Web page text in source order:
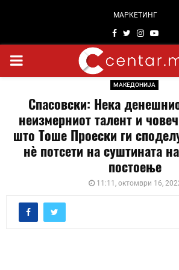
МАРКЕТИНГ
Facebook
TwitterInstagram
PRIMARY
МАКЕДОНИЈА
Спасовски: Нека
неизмерниот талент и
што Тоше Проески ги
нè потсети на суштината
постоење
11:11, октомври 16,